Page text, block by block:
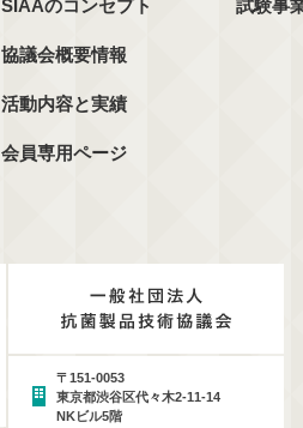
SIAAのコンセプト
協議会概要情報
活動内容と実績
会員専用ページ
試験事
〒151-0053
東京都渋谷区代々木2-11-14
NKビル5階